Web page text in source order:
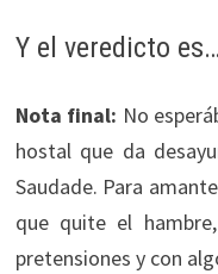
Y el veredicto es…
Nota final: No
hostal que da
Saudade. Para
que quite el
pretensiones y con